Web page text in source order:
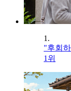
1.
"후회
1위